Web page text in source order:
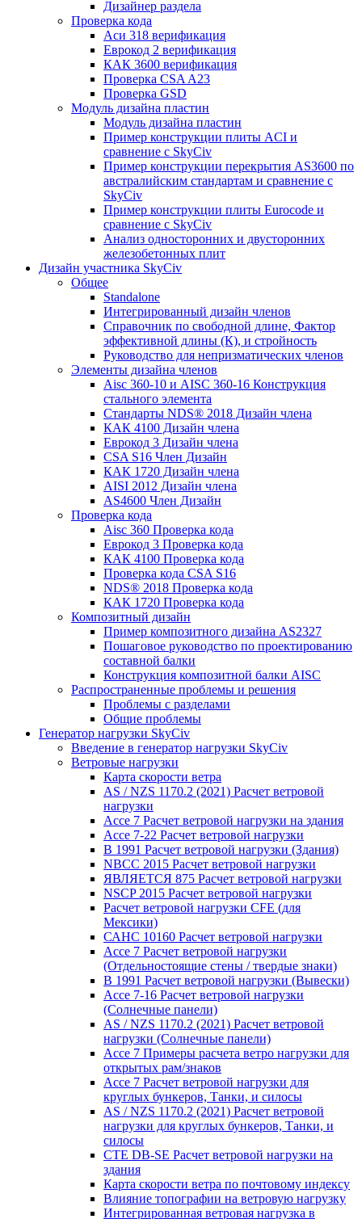
Дизайнер раздела
Проверка кода
Аси 318 верификация
Еврокод 2 верификация
КАК 3600 верификация
Проверка CSA A23
Проверка GSD
Модуль дизайна пластин
Модуль дизайна пластин
Пример конструкции плиты ACI и
сравнение с SkyCiv
Пример конструкции перекрытия AS3600 по
австралийским стандартам и сравнение с
SkyCiv
Пример конструкции плиты Eurocode и
сравнение с SkyCiv
Анализ односторонних и двусторонних
железобетонных плит
Дизайн участника SkyCiv
Общее
Standalone
Интегрированный дизайн членов
Справочник по свободной длине, Фактор
эффективной длины (К), и стройность
Руководство для непризматических членов
Элементы дизайна членов
Aisc 360-10 и AISC 360-16 Конструкция
стального элемента
Стандарты NDS® 2018 Дизайн члена
КАК 4100 Дизайн члена
Еврокод 3 Дизайн члена
CSA S16 Член Дизайн
КАК 1720 Дизайн члена
AISI 2012 Дизайн члена
AS4600 Член Дизайн
Проверка кода
Aisc 360 Проверка кода
Еврокод 3 Проверка кода
КАК 4100 Проверка кода
Проверка кода CSA S16
NDS® 2018 Проверка кода
КАК 1720 Проверка кода
Композитный дизайн
Пример композитного дизайна AS2327
Пошаговое руководство по проектированию
составной балки
Конструкция композитной балки AISC
Распространенные проблемы и решения
Проблемы с разделами
Общие проблемы
Генератор нагрузки SkyCiv
Введение в генератор нагрузки SkyCiv
Ветровые нагрузки
Карта скорости ветра
AS / NZS 1170.2 (2021) Расчет ветровой
нагрузки
Ассе 7 Расчет ветровой нагрузки на здания
Ассе 7-22 Расчет ветровой нагрузки
В 1991 Расчет ветровой нагрузки (Здания)
NBCC 2015 Расчет ветровой нагрузки
ЯВЛЯЕТСЯ 875 Расчет ветровой нагрузки
NSCP 2015 Расчет ветровой нагрузки
Расчет ветровой нагрузки CFE (для
Мексики)
САНС 10160 Расчет ветровой нагрузки
Ассе 7 Расчет ветровой нагрузки
(Отдельностоящие стены / твердые знаки)
В 1991 Расчет ветровой нагрузки (Вывески)
Ассе 7-16 Расчет ветровой нагрузки
(Солнечные панели)
AS / NZS 1170.2 (2021) Расчет ветровой
нагрузки (Солнечные панели)
Ассе 7 Примеры расчета ветро нагрузки для
открытых рам/знаков
Ассе 7 Расчет ветровой нагрузки для
круглых бункеров, Танки, и силосы
AS / NZS 1170.2 (2021) Расчет ветровой
нагрузки для круглых бункеров, Танки, и
силосы
CTE DB-SE Расчет ветровой нагрузки на
здания
Карта скорости ветра по почтовому индексу
Влияние топографии на ветровую нагрузку
Интегрированная ветровая нагрузка в